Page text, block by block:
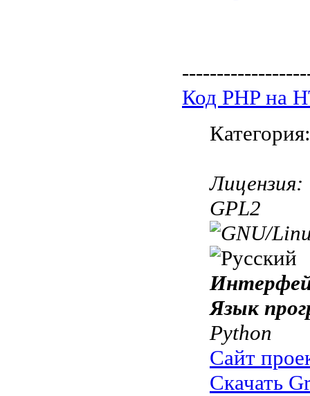
Код PHP на
Лицензия:
GPL2
Язык
Python
Сайт
Скачать